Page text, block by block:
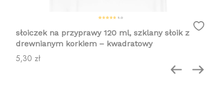
5.0
słoiczek na przyprawy 120 ml, szklany słoik z
drewnianym korkiem – kwadratowy
Cena
5,30 zł